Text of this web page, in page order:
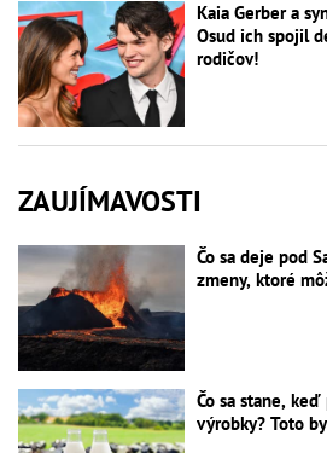
Kaia Gerber a
Osud ich spojil
rodičov!
ZAUJÍMAVOSTI
Čo sa deje pod
zmeny, ktoré
Čo sa stane,
výrobky? Toto